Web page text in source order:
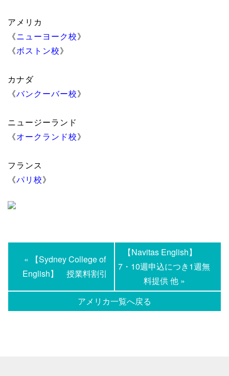
アメリカ
《ニューヨーク校》
《ボストン校》
カナダ
《バンクーバー校》
ニュージーランド
《オークランド校》
フランス
《パリ校》
« 【Sydney College of
English】 授業料割引
アメリカ一覧へ戻る
【Navitas English】
7・10週申込につき1週無
料提供 他 »